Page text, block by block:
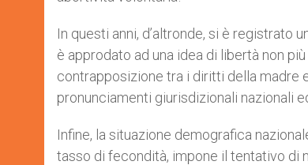
In questi anni, d’altronde, si è registrato
è approdato ad una idea di libertà non
contrapposizione tra i diritti della madre
pronunciamenti giurisdizionali nazionali
Infine, la situazione demografica
tasso di fecondità, impone il tentativo di